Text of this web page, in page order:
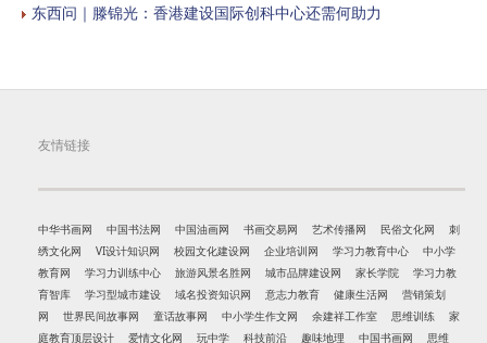
东西问｜滕锦光：香港建设国际创科中心还需何助力
友情链接
中华书画网 中国书法网 中国油画网 书画交易网 艺术传播网 民俗文化网
刺
绣文化网
VI设计知识网 校园文化建设网 企业培训网 学习力教育中心
中小学
教育网
学习力训练中心 旅游风景名胜网 城市品牌建设网 家长学院
学习力教
育智库
学习型城市建设 域名投资知识网 意志力教育 健康生活网
营销策划
网
世界民间故事网 童话故事网 中小学生作文网 余建祥工作室 思维训练
家
庭教育顶层设计
爱情文化网 玩中学 科技前沿 趣味地理 中国书画网 思维